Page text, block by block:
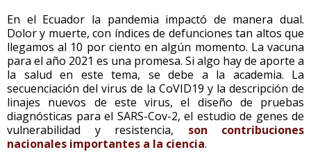
En el Ecuador la pandemia impactó de manera dual.
Dolor y muerte, con índices de defunciones tan altos que
llegamos al 10 por ciento en algún momento. La vacuna
para el año 2021 es una promesa. Si algo hay de aporte a
la salud en este tema, se debe a la academia. La
secuenciación del virus de la CoVID19 y la descripción de
linajes nuevos de este virus, el diseño de pruebas
diagnósticas para el SARS-Cov-2, el estudio de genes de
vulnerabilidad y resistencia, son contribuciones
nacionales importantes a la ciencia.